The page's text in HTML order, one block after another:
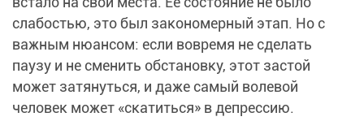
слабостью, это был закономерный этап. Но с
важным нюансом: если вовремя не сделать
паузу и не сменить обстановку, этот застой
может затянуться, и даже самый волевой
человек может «скатиться» в депрессию.